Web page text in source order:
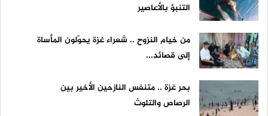
التنبؤ بالأعاصير
من خيام النزوح .. شعراء غزة يحوّلون المأساة
إلى قصائد...
بحر غزة .. متنفس النازحين الأخير بين
الرصاص والتلوث